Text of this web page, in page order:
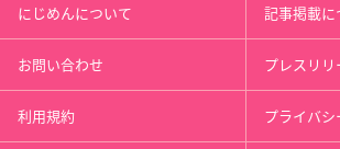
にじめんについて 記事掲載に
お問い合わせ プレスリ
利用規約 プライバ